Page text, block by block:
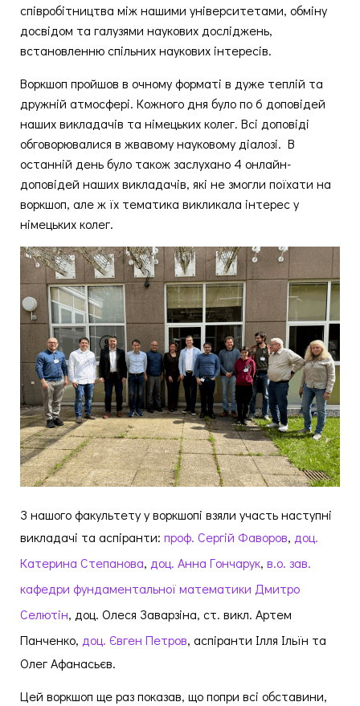
співробітництва між нашими університетами, обміну
досвідом та галузями наукових досліджень,
встановленню спільних наукових інтересів.
Воркшоп пройшов в очному форматі в дуже теплій та
дружній атмосфері. Кожного дня було по 6 доповідей
наших викладачів та німецьких колег. Всі доповіді
обговорювалися в жвавому науковому діалозі. В
останній день було також заслухано 4 онлайн-
доповідей наших викладачів, які не змогли поїхати на
воркшоп, але ж їх тематика викликала інтерес у
німецьких колег.
З нашого факультету у воркшопі взяли участь наступні
викладачі та аспіранти: проф. Сергій Фаворов, доц.
Катерина Степанова, доц. Анна Гончарук, в.о. зав.
кафедри фундаментальної математики Дмитро
Селютін, доц. Олеся Заварзіна, ст. викл. Артем
Панченко, доц. Євген Петров, аспіранти Ілля Ільїн та
Олег Афанасьєв.
Цей воркшоп ще раз показав, що попри всі обставини,